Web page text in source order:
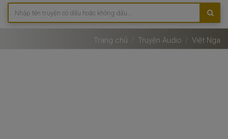
Trang chủ Truyện Audio Việt Nga